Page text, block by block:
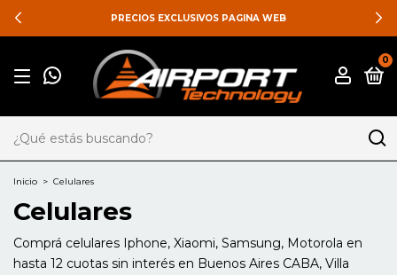
PRECIOS EXCLUSIVOS PAGINA WEB
0
Inicio > Celulares
Celulares
Comprá celulares Iphone, Xiaomi, Samsung, Motorola en
hasta 12 cuotas sin interés en Buenos Aires CABA, Villa